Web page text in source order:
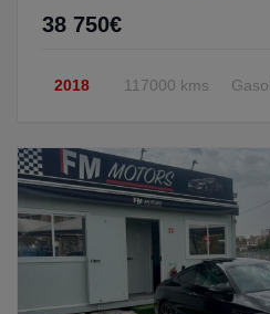
38 750€
2018 117000 kms